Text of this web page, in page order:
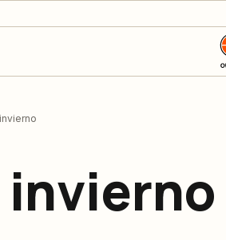
invierno